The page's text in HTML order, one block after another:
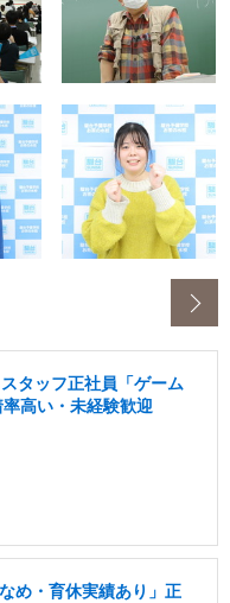
タッフ正社員「ゲーム
高い・未経験歓迎
め・育休実績あり」正